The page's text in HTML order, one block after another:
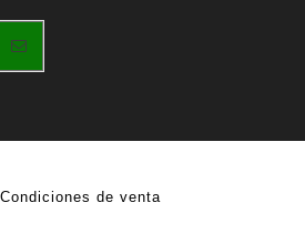
Condiciones de venta